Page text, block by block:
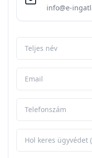
info@e-